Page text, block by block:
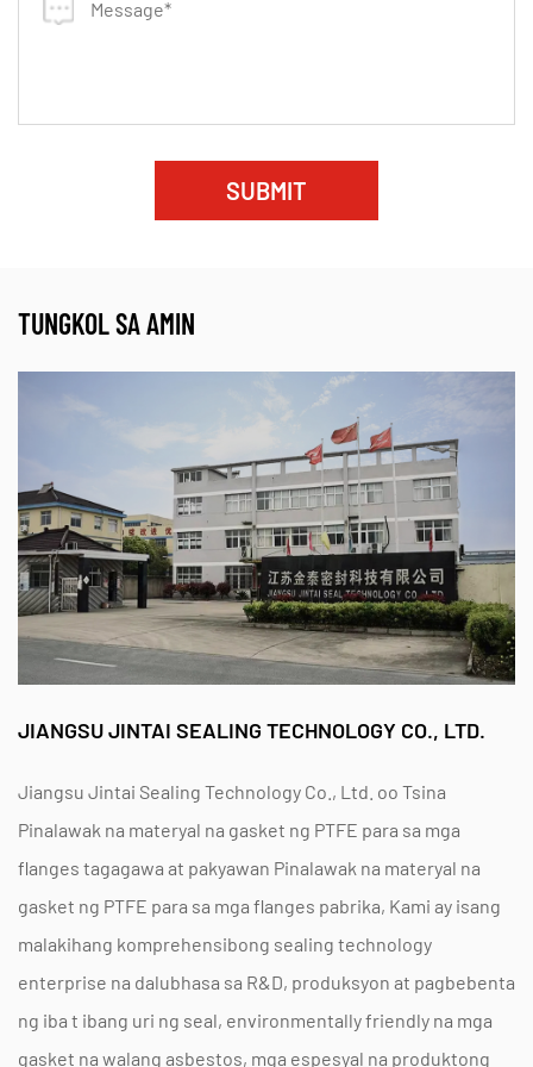
gasket para sa mga koneksyon sa flange.
✔ Mga pipeline ng langis at gas
✔ Mga industriya ng parmasyutiko at pagkain
ng EPTFE
Mas mahaba ang buhay - ang superyor na tibay ay
binabawasan ang downtime.
Zero Leakage - Tinitiyak ang isang masikip na selyo
kahit na sa ilalim ng pagbabagu -bago ng mga
panggigipit.
Madaling i -install - nababaluktot ngunit malakas, ito
ibabaw.
Cost-Epektibo-Pinapaliit ang dalas ng kapalit at
binabawasan ang mga gastos sa pagpapanatili.
FAQS
Q: Maaari mong mapalawakPolytetrafluoroethylene (EPTFE)
gasket materialmagamit sa mga application na may mataas na
temperatura?
SUBMIT
TUNGKOL SA AMIN
JIANGSU JINTAI SEALING TECHNOLOGY CO., LTD.
Jiangsu Jintai Sealing Technology Co., Ltd. oo Tsina
Pinalawak na materyal na gasket ng PTFE para sa mga
flanges tagagawa at pakyawan Pinalawak na materyal na
gasket ng PTFE para sa mga flanges pabrika, Kami ay isang
malakihang komprehensibong sealing technology
enterprise na dalubhasa sa R&D, produksyon at pagbebenta
ng iba t ibang uri ng seal, environmentally friendly na mga
gasket na walang asbestos, mga espesyal na produktong